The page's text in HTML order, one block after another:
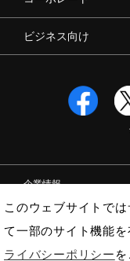
適応コート・サーフ
シューレース長さ
サステナビリティ
材料：
アッパー本体裏地の
ビジネス向け
企業情報
このウェブサイトで
て一部のサイト機能
ライバシーポリシー